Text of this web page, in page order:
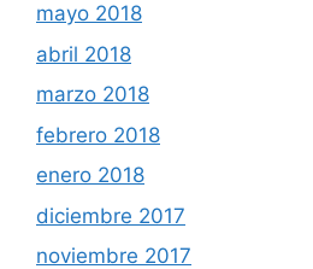
mayo 2018
abril 2018
marzo 2018
febrero 2018
enero 2018
diciembre 2017
noviembre 2017